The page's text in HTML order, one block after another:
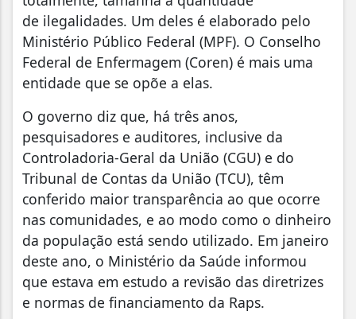
de ilegalidades. Um deles é elaborado pelo
Ministério Público Federal (MPF). O Conselho
Federal de Enfermagem (Coren) é mais uma
entidade que se opõe a elas.
O governo diz que, há três anos,
pesquisadores e auditores, inclusive da
Controladoria-Geral da União (CGU) e do
Tribunal de Contas da União (TCU), têm
conferido maior transparência ao que ocorre
nas comunidades, e ao modo como o dinheiro
da população está sendo utilizado. Em janeiro
deste ano, o Ministério da Saúde informou
que estava em estudo a revisão das diretrizes
e normas de financiamento da Raps.